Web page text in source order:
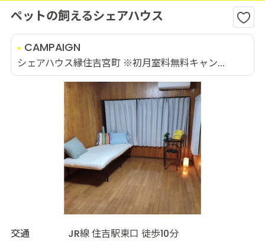
ペットの飼えるシェアハウス
CAMPAIGN
シェアハウス縁住吉宮町 ※初月室料無料キャン...
交通
JR線 住吉駅東口 徒歩10分